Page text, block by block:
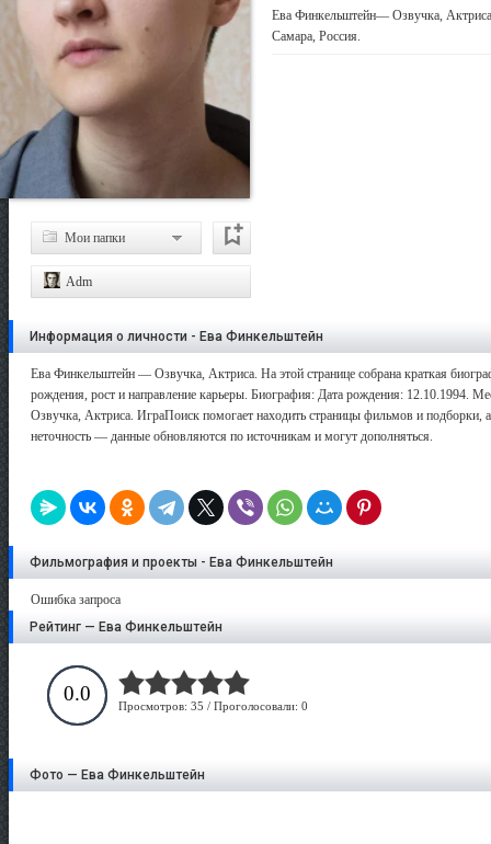
Мои папки
Adm
Ева Финкельштейн— Озвучка,
Самара, Россия.
Информация о личности - Ева Финкельштейн
Ева Финкельштейн — Озвучка, Актриса. На этой странице собрана краткая
рождения, рост и направление карьеры. Биография: Дата рождения: 12.10.1994.
Озвучка, Актриса. ИграПоиск помогает находить страницы фильмов и подборки,
неточность — данные обновляются по источникам и могут дополняться.
Фильмография и проекты - Ева Финкельштейн
Ошибка запроса
Рейтинг — Ева Финкельштейн
0.0
Просмотров: 35 / Проголосовали: 0
Фото — Ева Финкельштейн